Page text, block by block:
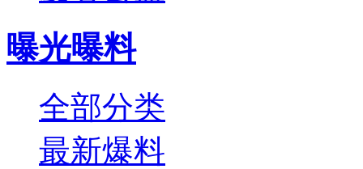
曝光曝料
全部分类
最新爆料